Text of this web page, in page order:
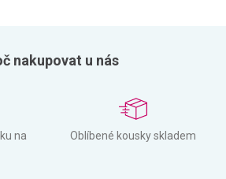
nakupovat u nás
na
Oblíbené kousky skladem